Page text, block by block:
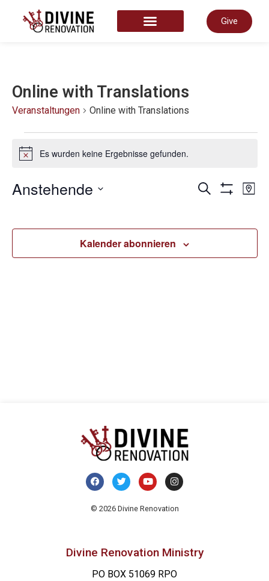
Give
Online with Translations
Veranstaltungen Online with Translations
HinweisEs wurden keine Ergebnisse gefunden.
Suche Karte
Anstehende
Kalender abonnieren
© 2026 Divine Renovation
Divine Renovation Ministry
PO BOX 51069 RPO